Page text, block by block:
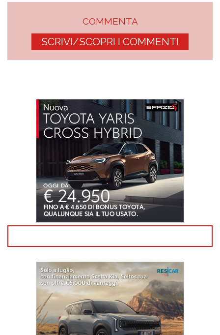
COMMENTA
SCRIVI/SCOPRI I COMMENTI